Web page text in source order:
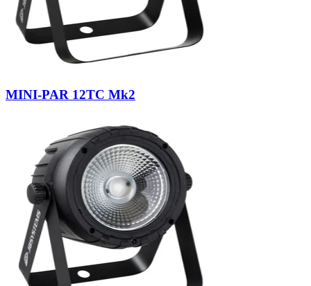
MINI-PAR 12TC Mk2